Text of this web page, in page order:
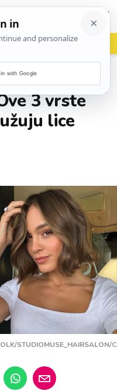
vrh! woot?!
3 vrste
lice
STUDIOMUSE_HAIRSALON/
with Google